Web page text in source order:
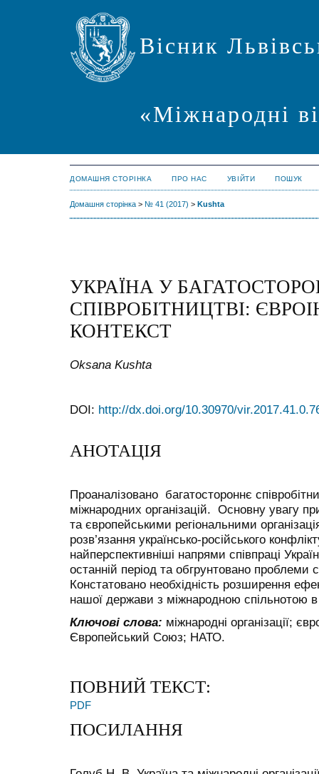
Вісник
«Міжнародні
ДОМАШНЯ СТОРІНКА ПРО НАС УВІЙТИ ПОШУК
Домашня сторінка > № 41 (2017) > Kushta
УКРАЇНА У
СПІВРОБІТНИЦТВІ:
КОНТЕКСТ
Oksana Kushta
DOI: http://dx.doi.org/10.30970/
АНОТАЦІЯ
Проаналізовано багатостороннє
міжнародних організацій. Основну увагу
та європейськими регіональними
розв’язання українсько-російського
найперспективніші напрями співпраці
останній період та обгрунтовано проблеми
Констатовано необхідність розширення
нашої держави з міжнародною спільнотою
Ключові слова: міжнародні організації;
Європейський Союз; НАТО.
ПОВНИЙ ТЕКСТ:
PDF
ПОСИЛАННЯ